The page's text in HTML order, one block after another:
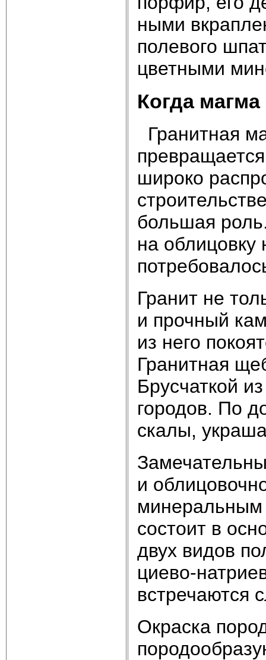
ными
полевого
цветными
Когда
Гранитная
широко
большая
на облицовку
Гранит не
и проч­ный
из него
Гранитная
Брусчаткой
городов. По
скалы,
и
минеральным
состоит в
двух видов
циево-
встречаются
Окраска